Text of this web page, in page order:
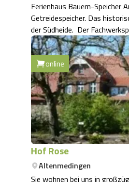
Ferienhaus Bauern-Speicher Anno 1606 für bis zu
Getreidespeicher. Das
der Südheide.
online
Hof Rose
Altenmedingen
Sie wohnen bei uns in